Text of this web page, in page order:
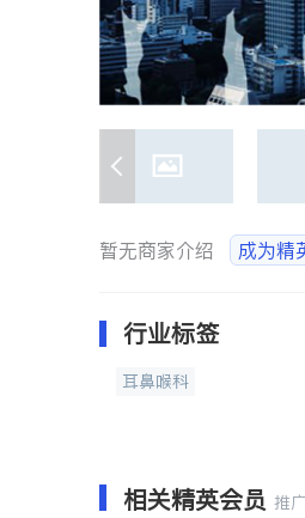
暂无商家介绍 成为精
行业标签
耳鼻喉科
相关精英会员 推